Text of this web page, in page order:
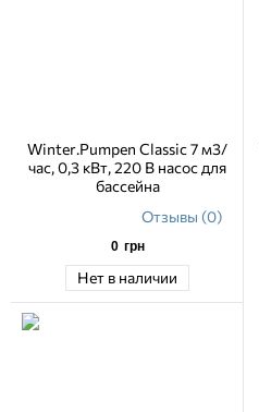
Winter.Pumpen Classic 7 м3/
час, 0,3 кВт, 220 В насос для
бассейна
Отзывы (0)
0 грн
Нет в наличии